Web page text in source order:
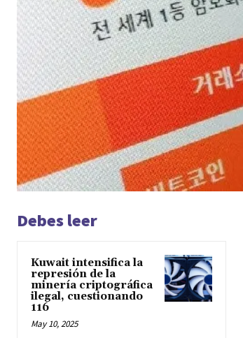
Debes leer
Kuwait intensifica la
represión de la
minería criptográfica
ilegal, cuestionando
116
May 10, 2025